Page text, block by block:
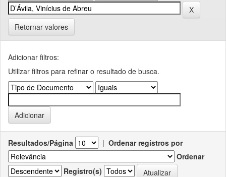
Retornar valores
Adicionar filtros:
Utilizar filtros para refinar o resultado de busca.
Resultados/Página | Ordenar registros por
Ordenar
Registro(s)